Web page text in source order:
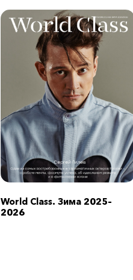
World Class. Зима 2025–
2026